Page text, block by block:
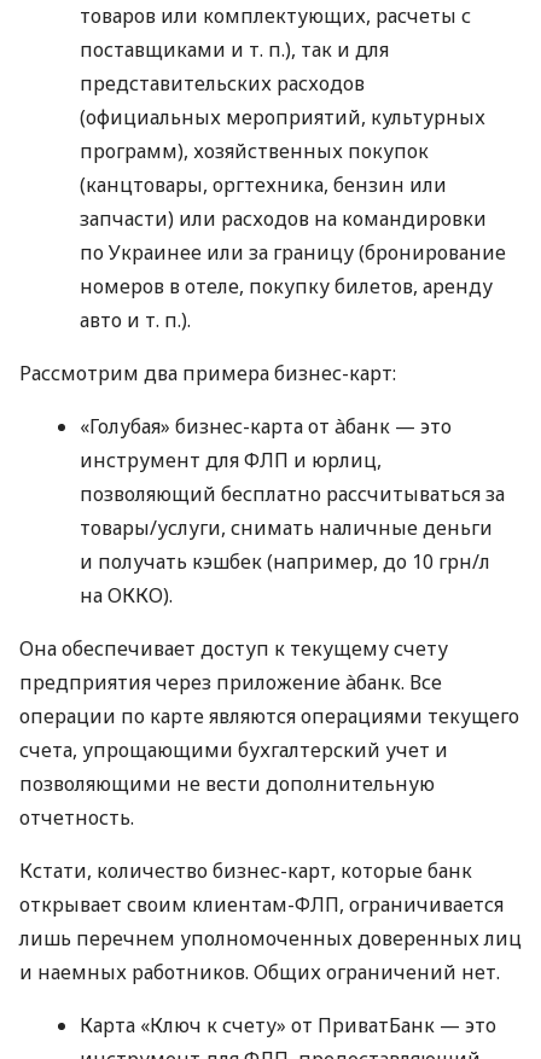
товаров или комплектующих, расчеты с
поставщиками и т. п.), так и для
представительских расходов
(официальных мероприятий, культурных
программ), хозяйственных покупок
(канцтовары, оргтехника, бензин или
запчасти) или расходов на командировки
по Украинее или за границу (бронирование
номеров в отеле, покупку билетов, аренду
авто и т. п.).
Рассмотрим два примера бизнес-карт:
«Голубая» бизнес-карта от àбанк — это
инструмент для ФЛП и юрлиц,
позволяющий бесплатно рассчитываться за
товары/услуги, снимать наличные деньги
и получать кэшбек (например, до 10 грн/л
на ОККО).
Она обеспечивает доступ к текущему счету
предприятия через приложение àбанк. Все
операции по карте являются операциями текущего
счета, упрощающими бухгалтерский учет и
позволяющими не вести дополнительную
отчетность.
Кстати, количество бизнес-карт, которые банк
открывает своим клиентам-ФЛП, ограничивается
лишь перечнем уполномоченных доверенных лиц
и наемных работников. Общих ограничений нет.
Карта «Ключ к счету» от ПриватБанк — это